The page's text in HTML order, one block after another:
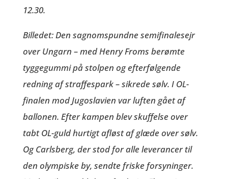
12.30.
Billedet: Den sagnomspundne semifinalesejr
over Ungarn – med Henry Froms berømte
tyggegummi på stolpen og efterfølgende
redning af straffespark – sikrede sølv. I OL-
finalen mod Jugoslavien var luften gået af
ballonen. Efter kampen blev skuffelse over
tabt OL-guld hurtigt afløst af glæde over sølv.
Og Carlsberg, der stod for alle leverancer til
den olympiske by, sendte friske forsyninger.